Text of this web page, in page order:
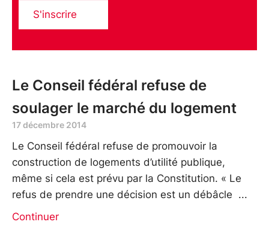
S'inscrire
Le Conseil fédéral refuse de
soulager le marché du logement
17 décembre 2014
Le Conseil fédéral refuse de promouvoir la
construction de logements d’utilité publique,
même si cela est prévu par la Constitution. « Le
refus de prendre une décision est un débâcle
Continuer